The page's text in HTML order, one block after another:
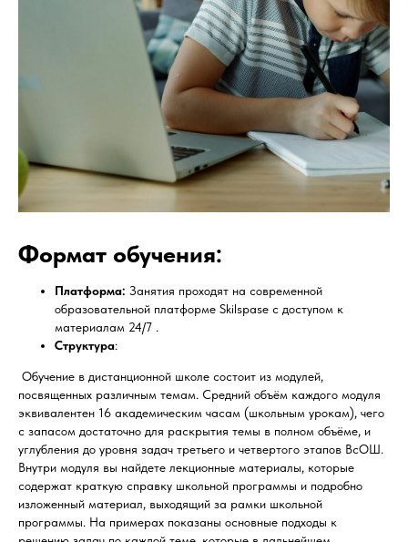
Формат обучения:
Платформа: Занятия проходят на современной
образовательной платформе Skilspase с доступом к
материалам 24/7 .
Структура:
Обучение в дистанционной школе состоит из модулей,
посвященных различным темам. Средний объём каждого модуля
эквивалентен 16 академическим часам (школьным урокам), чего
с запасом достаточно для раскрытия темы в полном объёме, и
углубления до уровня задач третьего и четвертого этапов ВсОШ.
Внутри модуля вы найдете лекционные материалы, которые
содержат краткую справку школьной программы и подробно
изложенный материал, выходящий за рамки школьной
программы. На примерах показаны основные подходы к